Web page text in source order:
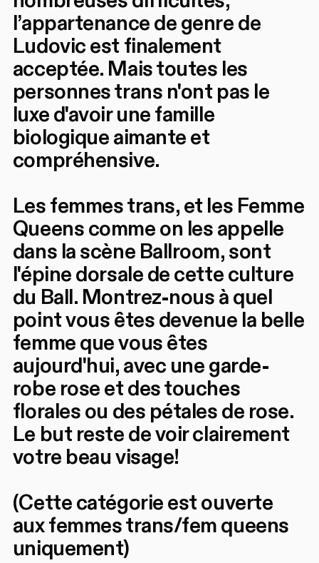
l’appartenance de genre de
Ludovic est finalement
acceptée. Mais toutes les
personnes trans n'ont pas le
luxe d'avoir une famille
biologique aimante et
compréhensive.
Les femmes trans, et les Femme
Queens comme on les appelle
dans la scène Ballroom, sont
l'épine dorsale de cette culture
du Ball. Montrez-nous à quel
point vous êtes devenue la belle
femme que vous êtes
aujourd'hui, avec une garde-
robe rose et des touches
florales ou des pétales de rose.
Le but reste de voir clairement
votre beau visage!
(Cette catégorie est ouverte
aux femmes trans/fem queens
uniquement)